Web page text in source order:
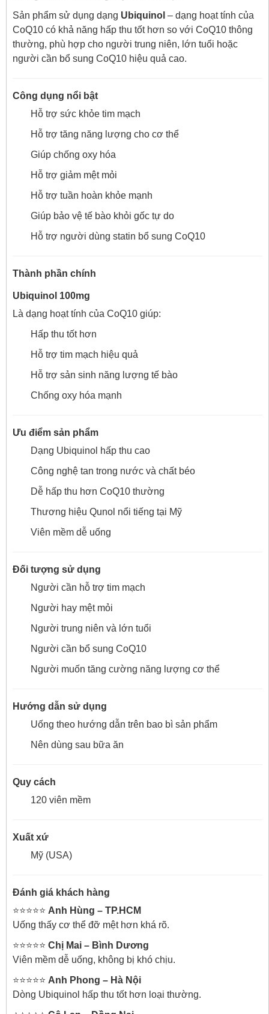
Sản phẩm sử dụng dạng Ubiquinol – dạng hoạt tính của
CoQ10 có khả năng hấp thu tốt hơn so với CoQ10 thông
thường, phù hợp cho người trung niên, lớn tuổi hoặc
người cần bổ sung CoQ10 hiệu quả cao.
Công dụng nổi bật
Hỗ trợ sức khỏe tim mạch
Hỗ trợ tăng năng lượng cho cơ thể
Giúp chống oxy hóa
Hỗ trợ giảm mệt mỏi
Hỗ trợ tuần hoàn khỏe mạnh
Giúp bảo vệ tế bào khỏi gốc tự do
Hỗ trợ người dùng statin bổ sung CoQ10
Thành phần chính
Ubiquinol 100mg
Là dạng hoạt tính của CoQ10 giúp:
Hấp thu tốt hơn
Hỗ trợ tim mạch hiệu quả
Hỗ trợ sản sinh năng lượng tế bào
Chống oxy hóa mạnh
Ưu điểm sản phẩm
Dạng Ubiquinol hấp thu cao
Công nghệ tan trong nước và chất béo
Dễ hấp thu hơn CoQ10 thường
Thương hiệu Qunol nổi tiếng tại Mỹ
Viên mềm dễ uống
Đối tượng sử dụng
Người cần hỗ trợ tim mạch
Người hay mệt mỏi
Người trung niên và lớn tuổi
Người cần bổ sung CoQ10
Người muốn tăng cường năng lượng cơ thể
Hướng dẫn sử dụng
Uống theo hướng dẫn trên bao bì sản phẩm
Nên dùng sau bữa ăn
Quy cách
120 viên mềm
Xuất xứ
Mỹ (USA)
Đánh giá khách hàng
⭐️⭐️⭐️⭐️⭐️ Anh Hùng – TP.HCM
Uống thấy cơ thể đỡ mệt hơn khá rõ.
⭐️⭐️⭐️⭐️⭐️ Chị Mai – Bình Dương
Viên mềm dễ uống, không bị khó chịu.
⭐️⭐️⭐️⭐️⭐️ Anh Phong – Hà Nội
Dòng Ubiquinol hấp thu tốt hơn loại thường.